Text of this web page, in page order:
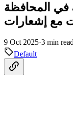
المحافظة
مع إشعارات
9 Oct 2025·3 min read
Default